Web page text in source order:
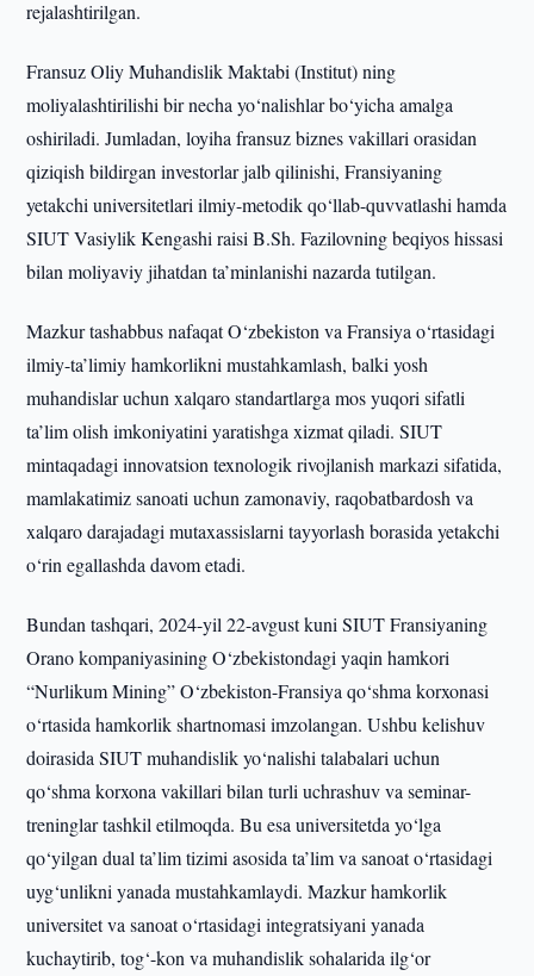
rejalashtirilgan.
Fransuz Oliy Muhandislik Maktabi (Institut) ning
moliyalashtirilishi bir necha yo‘nalishlar bo‘yicha amalga
oshiriladi. Jumladan, loyiha fransuz biznes vakillari orasidan
qiziqish bildirgan investorlar jalb qilinishi, Fransiyaning
yetakchi universitetlari ilmiy-metodik qo‘llab-quvvatlashi hamda
SIUT Vasiylik Kengashi raisi B.Sh. Fazilovning beqiyos hissasi
bilan moliyaviy jihatdan ta’minlanishi nazarda tutilgan.
Mazkur tashabbus nafaqat O‘zbekiston va Fransiya o‘rtasidagi
ilmiy-ta’limiy hamkorlikni mustahkamlash, balki yosh
muhandislar uchun xalqaro standartlarga mos yuqori sifatli
ta’lim olish imkoniyatini yaratishga xizmat qiladi. SIUT
mintaqadagi innovatsion texnologik rivojlanish markazi sifatida,
mamlakatimiz sanoati uchun zamonaviy, raqobatbardosh va
xalqaro darajadagi mutaxassislarni tayyorlash borasida yetakchi
o‘rin egallashda davom etadi.
Bundan tashqari, 2024-yil 22-avgust kuni SIUT Fransiyaning
Orano kompaniyasining O‘zbekistondagi yaqin hamkori
“Nurlikum Mining” O‘zbekiston-Fransiya qo‘shma korxonasi
o‘rtasida hamkorlik shartnomasi imzolangan. Ushbu kelishuv
doirasida SIUT muhandislik yo‘nalishi talabalari uchun
qo‘shma korxona vakillari bilan turli uchrashuv va seminar-
treninglar tashkil etilmoqda. Bu esa universitetda yo‘lga
qo‘yilgan dual ta’lim tizimi asosida ta’lim va sanoat o‘rtasidagi
uyg‘unlikni yanada mustahkamlaydi. Mazkur hamkorlik
universitet va sanoat o‘rtasidagi integratsiyani yanada
kuchaytirib, tog‘-kon va muhandislik sohalarida ilg‘or